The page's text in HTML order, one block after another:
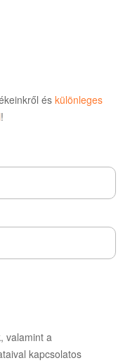
és különleges
!
valamint a
kapcsolatos